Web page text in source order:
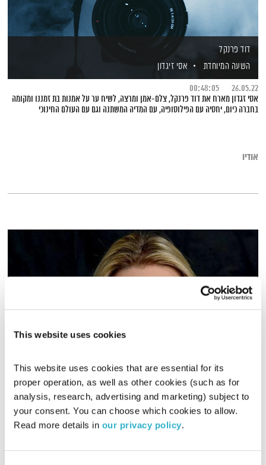
This website uses cookies
This website uses cookies that are essential for its
proper operation, as well as other cookies (such as for
analysis, research, advertising and marketing) subject to
your consent. You can choose which cookies to allow.
Read more details in our privacy policy.
דוד פרנקל
השעה המיוחדת
אסי זיגדון
26.05.22
00:48:05
אסי זגדון מארח את דוד פרנקל, צלם-אמן ומרצה, לשיח ער על אמנות בת זמננו ומקומה
בחברה כיום, יחסיה עם הפילוסופיה, עם המדיה המשתנה וגם עם העולם החינוכי
אודיו
כלים לשלום פנימי בזמן מלחמה – ציפי בוקשפן
שלום פנימי בזמן מלחמה
שדרנים מתחלפים
00:39:19
בין תודעה לעשייה: שיחה עם ציפי בוקשפן, מנהלת תכנית "יוצרים